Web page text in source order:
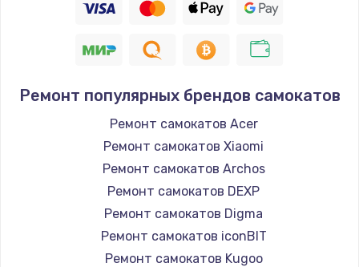
1400 руб.
Замена / ремонт электронного модуля
управления
600 руб.
Замена конфорки
1100 руб.
Ремонт популярных брендов самокатов
Ремонт самокатов Acer
Ремонт самокатов Xiaomi
Ремонт самокатов Archos
Ремонт самокатов DEXP
Ремонт самокатов Digma
Ремонт самокатов iconBIT
Ремонт самокатов Kugoo